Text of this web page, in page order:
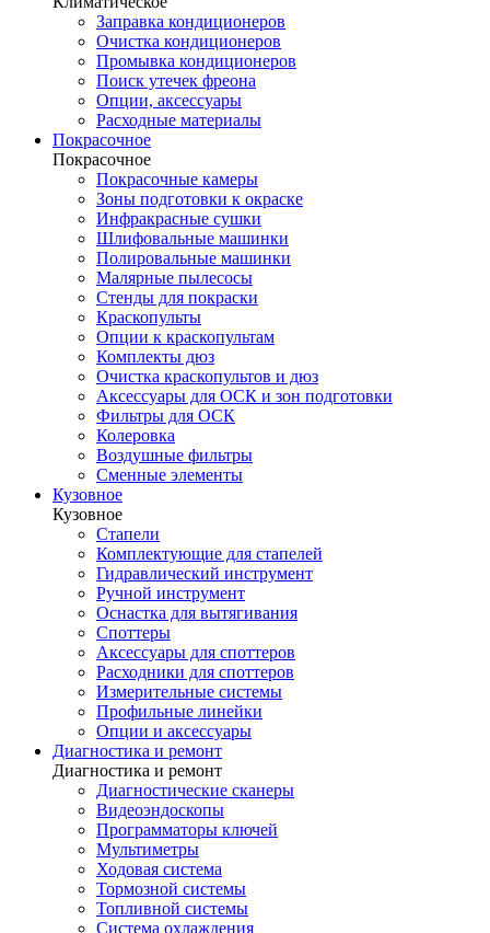
Заправка кондиционеров
Очистка кондиционеров
Промывка кондиционеров
Поиск утечек фреона
Опции, аксессуары
Расходные материалы
Покрасочное
Покрасочное
Покрасочные камеры
Зоны подготовки к окраске
Инфракрасные сушки
Шлифовальные машинки
Полировальные машинки
Малярные пылесосы
Стенды для покраски
Краскопульты
Опции к краскопультам
Комплекты дюз
Очистка краскопультов и дюз
Аксессуары для ОСК и зон подготовки
Фильтры для ОСК
Колеровка
Воздушные фильтры
Сменные элементы
Кузовное
Кузовное
Стапели
Комплектующие для стапелей
Гидравлический инструмент
Ручной инструмент
Оснастка для вытягивания
Споттеры
Аксессуары для споттеров
Расходники для споттеров
Измерительные системы
Профильные линейки
Опции и аксессуары
Диагностика и ремонт
Диагностика и ремонт
Диагностические сканеры
Видеоэндоскопы
Программаторы ключей
Мультиметры
Ходовая система
Тормозной системы
Топливной системы
Система охлаждения